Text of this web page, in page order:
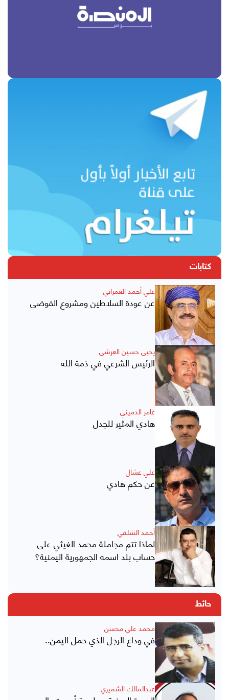
كتابات
علي أحمد العمراني
عن عودة السلاطين ومشروع الفوضى
يحيى حسين العرشي
الرئيس الشرعي في ذمة الله
عامر الدميني
هادي المثير للجدل
علي عشال
عن حكم هادي
أحمد الشلفي
لماذا تتم مجاملة محمد الغيثي على
حساب بلد اسمه الجمهورية اليمنية؟
حائط
محمد علي محسن
في وداع الرجل الذي حمل اليمن..
عبدالمالك الشميري